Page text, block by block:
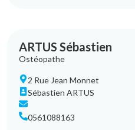
ARTUS Sébastien
Ostéopathe
2 Rue Jean Monnet
Sébastien ARTUS
0561088163